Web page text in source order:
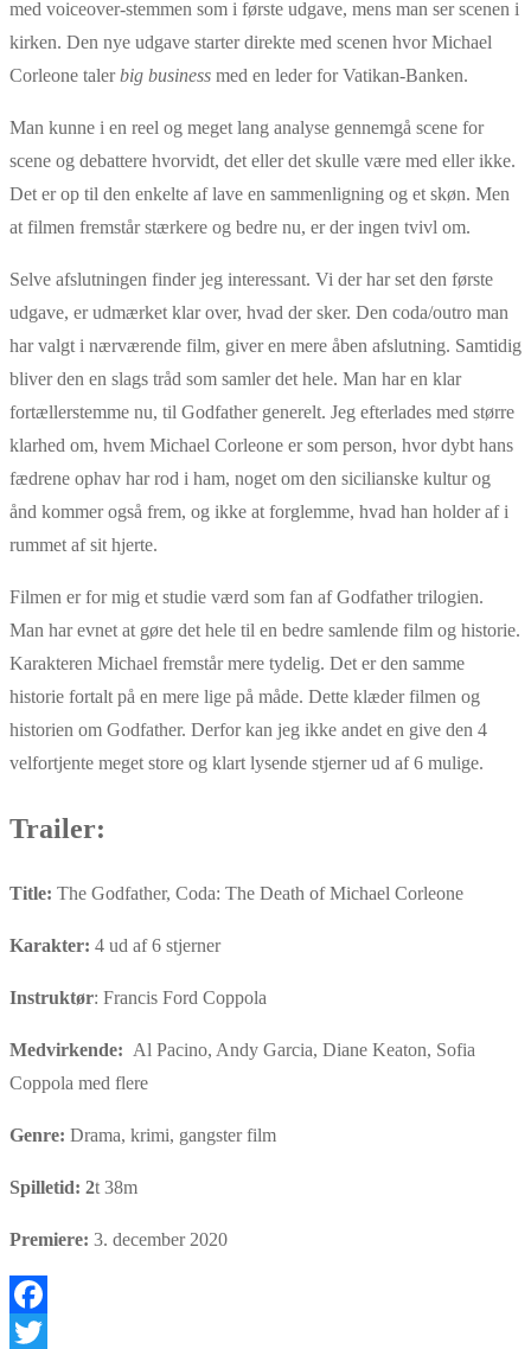
med voiceover-stemmen som i første udgave, mens man ser scenen i
kirken. Den nye udgave starter direkte med scenen hvor Michael
Corleone talerbig business med en leder for Vatikan-Banken.
Man kunne i en reel og meget lang analyse gennemgå scene for
scene og debattere hvorvidt, det eller det skulle være med eller ikke.
Det er op til den enkelte af lave en sammenligning og et skøn. Men
at filmen fremstår stærkere og bedre nu, er der ingen tvivl om.
Selve afslutningen finder jeg interessant. Vi der har set den første
udgave, er udmærket klar over, hvad der sker. Den coda/outro man
har valgt i nærværende film, giver en mere åben afslutning. Samtidig
bliver den en slags tråd som samler det hele. Man har en klar
fortællerstemme nu, til Godfather generelt. Jeg efterlades med større
klarhed om, hvem Michael Corleone er som person, hvor dybt hans
fædrene ophav har rod i ham, noget om den sicilianske kultur og
ånd kommer også frem, og ikke at forglemme, hvad han holder af i
rummet af sit hjerte.
Filmen er for mig et studie værd som fan af Godfather trilogien.
Man har evnet at gøre det hele til en bedre samlende film og historie.
Karakteren Michael fremstår mere tydelig. Det er den samme
historie fortalt på en mere lige på måde. Dette klæder filmen og
historien om Godfather. Derfor kan jeg ikke andet en give den 4
velfortjente meget store og klart lysende stjerner ud af 6 mulige.
Trailer:
Title: The Godfather, Coda: The Death of Michael Corleone
Karakter: 4 ud af 6 stjerner
Instruktør: Francis Ford Coppola
Medvirkende: Al Pacino, Andy Garcia, Diane Keaton, Sofia
Coppola med flere
Genre: Drama, krimi, gangster film
Spilletid: 2t 38m
Premiere: 3. december 2020
Facebook